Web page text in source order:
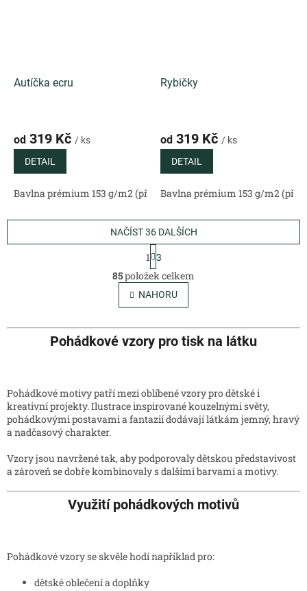
Autíčka ecru
od 319 Kč / ks
DETAIL
Bavlna prémium 153 g/m2 (přírodní) Bavlněný satén 130 g/
Rybičky
od 319 Kč / ks
DETAIL
Bavlna prémium 153 g/m2
O
v
l
á
c
r
v
k
y
ý
p
i
s
u
NAČÍST 36 DALŠÍCH
t
r
á
n
k
v
á
1 3
85položek celkem
NAHORU
Pohádkové vzory pro tisk na látku
Pohádkové motivy patří mezi oblíbené vzory pro dětské i
kreativní projekty. Ilustrace inspirované kouzelnými světy,
pohádkovými postavami a fantazií dodávají látkám jemný, hravý
a nadčasový charakter.
Vzory jsou navržené tak, aby podporovaly dětskou představivost
a zároveň se dobře kombinovaly s dalšími barvami a motivy.
Využití pohádkových motivů
Pohádkové vzory se skvěle hodí například pro:
dětské oblečení a doplňky